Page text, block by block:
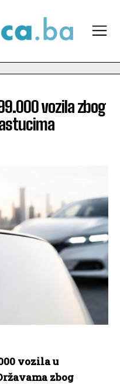
vozila zbog
vozila u
zbog